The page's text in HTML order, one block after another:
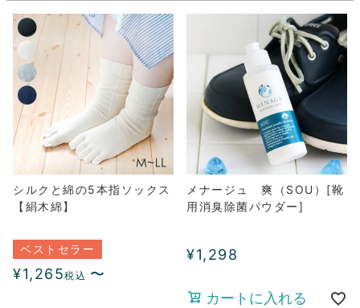
シルクと綿の5本指ソックス
【絹木綿】
ベストセラー
¥1,265税込 〜
メナージュ 爽（SOU）[靴
用消臭除菌パウダー]
¥1,298
カートに入れる